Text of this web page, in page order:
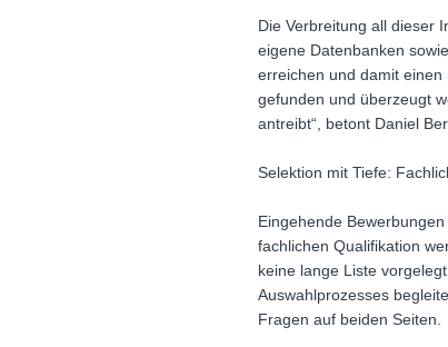
Die Verbreitung all dieser
eigene Datenbanken
erreichen und damit einen
gefunden und überzeugt
antreibt“, betont Daniel
Selektion mit Tiefe:
Eingehende
fachlichen Qualifikation
keine lange Liste
Auswahlprozesses
Fragen auf beiden Seiten.